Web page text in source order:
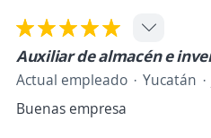
Auxiliar de almacén e
Actual empleado Yucatán
Buenas empresa